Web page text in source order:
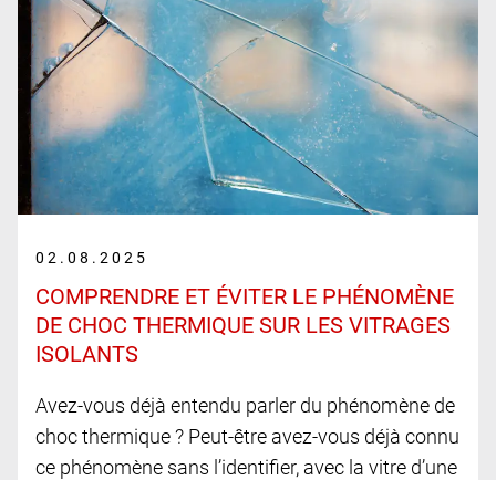
02.08.2025
COMPRENDRE ET ÉVITER LE PHÉNOMÈNE
DE CHOC THERMIQUE SUR LES VITRAGES
ISOLANTS
Avez-vous déjà entendu parler du phénomène de
choc thermique ? Peut-être avez-vous déjà connu
ce phénomène sans l’identifier, avec la vitre d’une